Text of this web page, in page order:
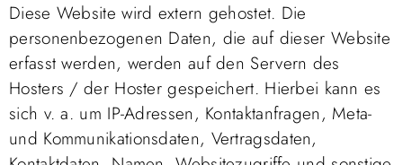
Diese Website wird extern gehostet. Die
personenbezogenen Daten, die auf dieser Website
erfasst werden, werden auf den Servern des
Hosters / der Hoster gespeichert. Hierbei kann es
sich v. a. um IP-Adressen, Kontaktanfragen, Meta-
und Kommunikationsdaten, Vertragsdaten,